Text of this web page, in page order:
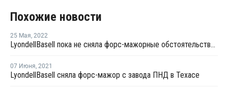
Похожие новости
25 Мая, 2022
LyondellBasell пока не сняла форс-мажорные обстоятельства на поставки ВАМ в Техасе
07 Июня, 2021
LyondellBasell сняла форс-мажор с завода ПНД в Техасе